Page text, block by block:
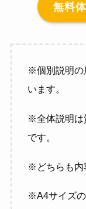
無料
※個別説明の
います。
※全体説明は
です。
※どちらも内
※A4サイズの